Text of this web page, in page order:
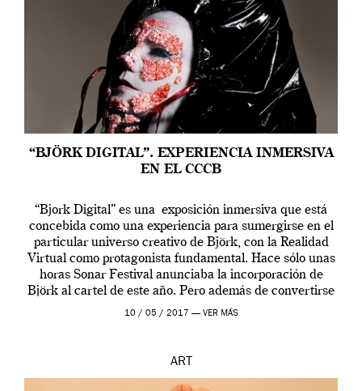
“BJÖRK DIGITAL”. EXPERIENCIA INMERSIVA
EN EL CCCB
“Bjork Digital” es una exposición inmersiva que está
concebida como una experiencia para sumergirse en el
particular universo creativo de Björk, con la Realidad
Virtual como protagonista fundamental. Hace sólo unas
horas Sonar Festival anunciaba la incorporación de
Björk al cartel de este año. Pero además de convertirse
en una de las actuaciones más relevantes […]
10 / 05 / 2017 — VER MÁS
ART